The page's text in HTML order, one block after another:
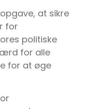
at sikre
for
politiske
for alle
for at øge